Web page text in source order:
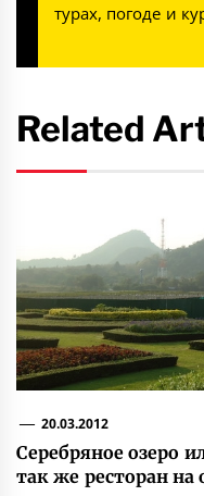
турах, погоде и
Related
20.03.2012
Серебряное озеро
так же ресторан на